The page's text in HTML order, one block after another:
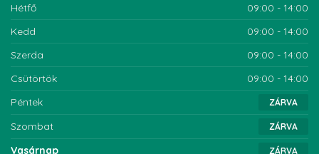
Hétfő
09:00 - 14:00
Kedd
09:00 - 14:00
Szerda
09:00 - 14:00
Csütörtök
09:00 - 14:00
Péntek
ZÁRVA
Szombat ZÁRVA
Vasárnap ZÁRVA